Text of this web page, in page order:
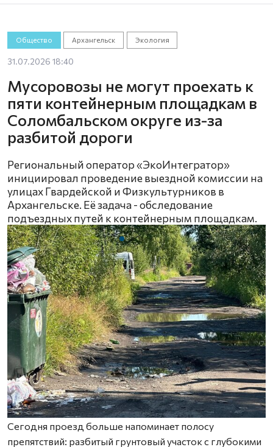
Общество Архангельск Экология
31.07.2026 18:40
Мусоровозы не могут проехать к
пяти контейнерным площадкам в
Соломбальском округе из-за
разбитой дороги
Региональный оператор «ЭкоИнтегратор»
инициировал проведение выездной комиссии на
улицах Гвардейской и Физкультурников в
Архангельске. Её задача - обследование
подъездных путей к контейнерным площадкам.
Сегодня проезд больше напоминает полосу
препятствий: разбитый грунтовый участок с глубокими